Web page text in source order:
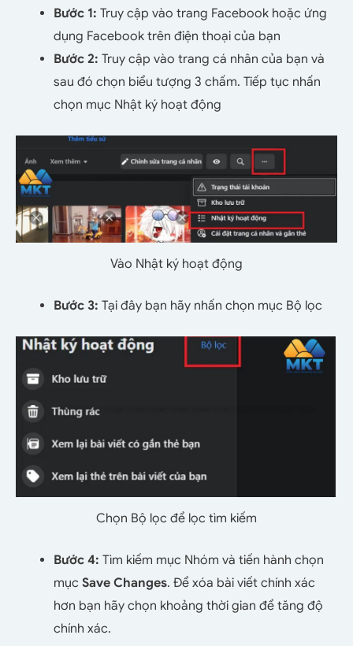
Bước 1: Truy cập vào trang Facebook hoặc ứng
dụng Facebook trên điện thoại của bạn
Bước 2: Truy cập vào trang cá nhân của bạn và
sau đó chọn biểu tượng 3 chấm. Tiếp tục nhấn
chọn mục Nhật ký hoạt động
Vào Nhật ký hoạt động
Bước 3: Tại đây bạn hãy nhấn chọn mục Bộ lọc
Chọn Bộ lọc để lọc tìm kiếm
Bước 4: Tìm kiếm mục Nhóm và tiến hành chọn
mục Save Changes. Để xóa bài viết chính xác
hơn bạn hãy chọn khoảng thời gian để tăng độ
chính xác.